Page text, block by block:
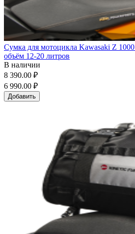
Сумка для мотоцикла Kawasaki Z 1000
объём 12-20 литров
В наличии
8 390.00 ₽
6 990.00 ₽
Добавить